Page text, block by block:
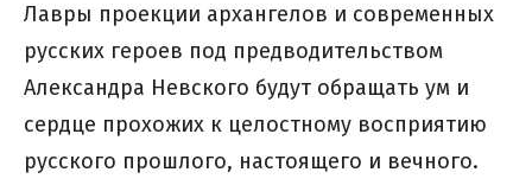
Лавры проекции архангелов и современных
русских героев под предводительством
Александра Невского будут обращать ум и
сердце прохожих к целостному восприятию
русского прошлого, настоящего и вечного.